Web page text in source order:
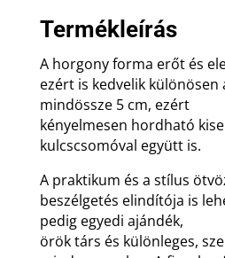
Termékleírás
A horgony forma erőt és
ezért is kedvelik különösen
mindössze 5 cm, ezért
kényelmesen hordható
kulcscsomóval együtt is.
A praktikum és a stílus
beszélgetés elindítója is
pedig egyedi ajándék,
örök társ és különleges,